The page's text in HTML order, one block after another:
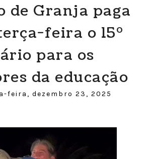
de Granja paga
feira o 15º
para os
da educação
feira, dezembro 23, 2025